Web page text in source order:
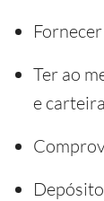
Ter ao
e